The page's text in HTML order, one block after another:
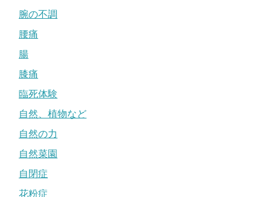
腕の不調
腰痛
腸
膝痛
臨死体験
自然、植物など
自然の力
自然菜園
自閉症
花粉症